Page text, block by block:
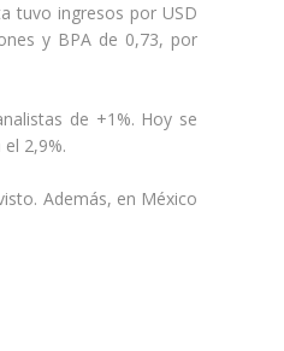
tuvo ingresos por USD
y BPA de 0,73, por
de +1%. Hoy se
2,9%.
Además, en México